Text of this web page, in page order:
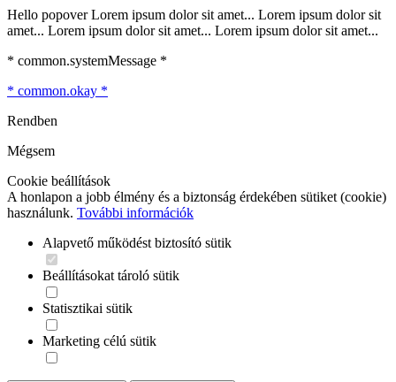
Hello popover Lorem ipsum dolor sit amet... Lorem ipsum dolor sit
amet... Lorem ipsum dolor sit amet... Lorem ipsum dolor sit amet...
* common.systemMessage *
* common.okay *
Rendben
Mégsem
Cookie beállítások
A honlapon a jobb élmény és a biztonság érdekében sütiket (cookie)
használunk. További információk
Alapvető működést biztosító sütik
Beállításokat tároló sütik
Statisztikai sütik
Marketing célú sütik